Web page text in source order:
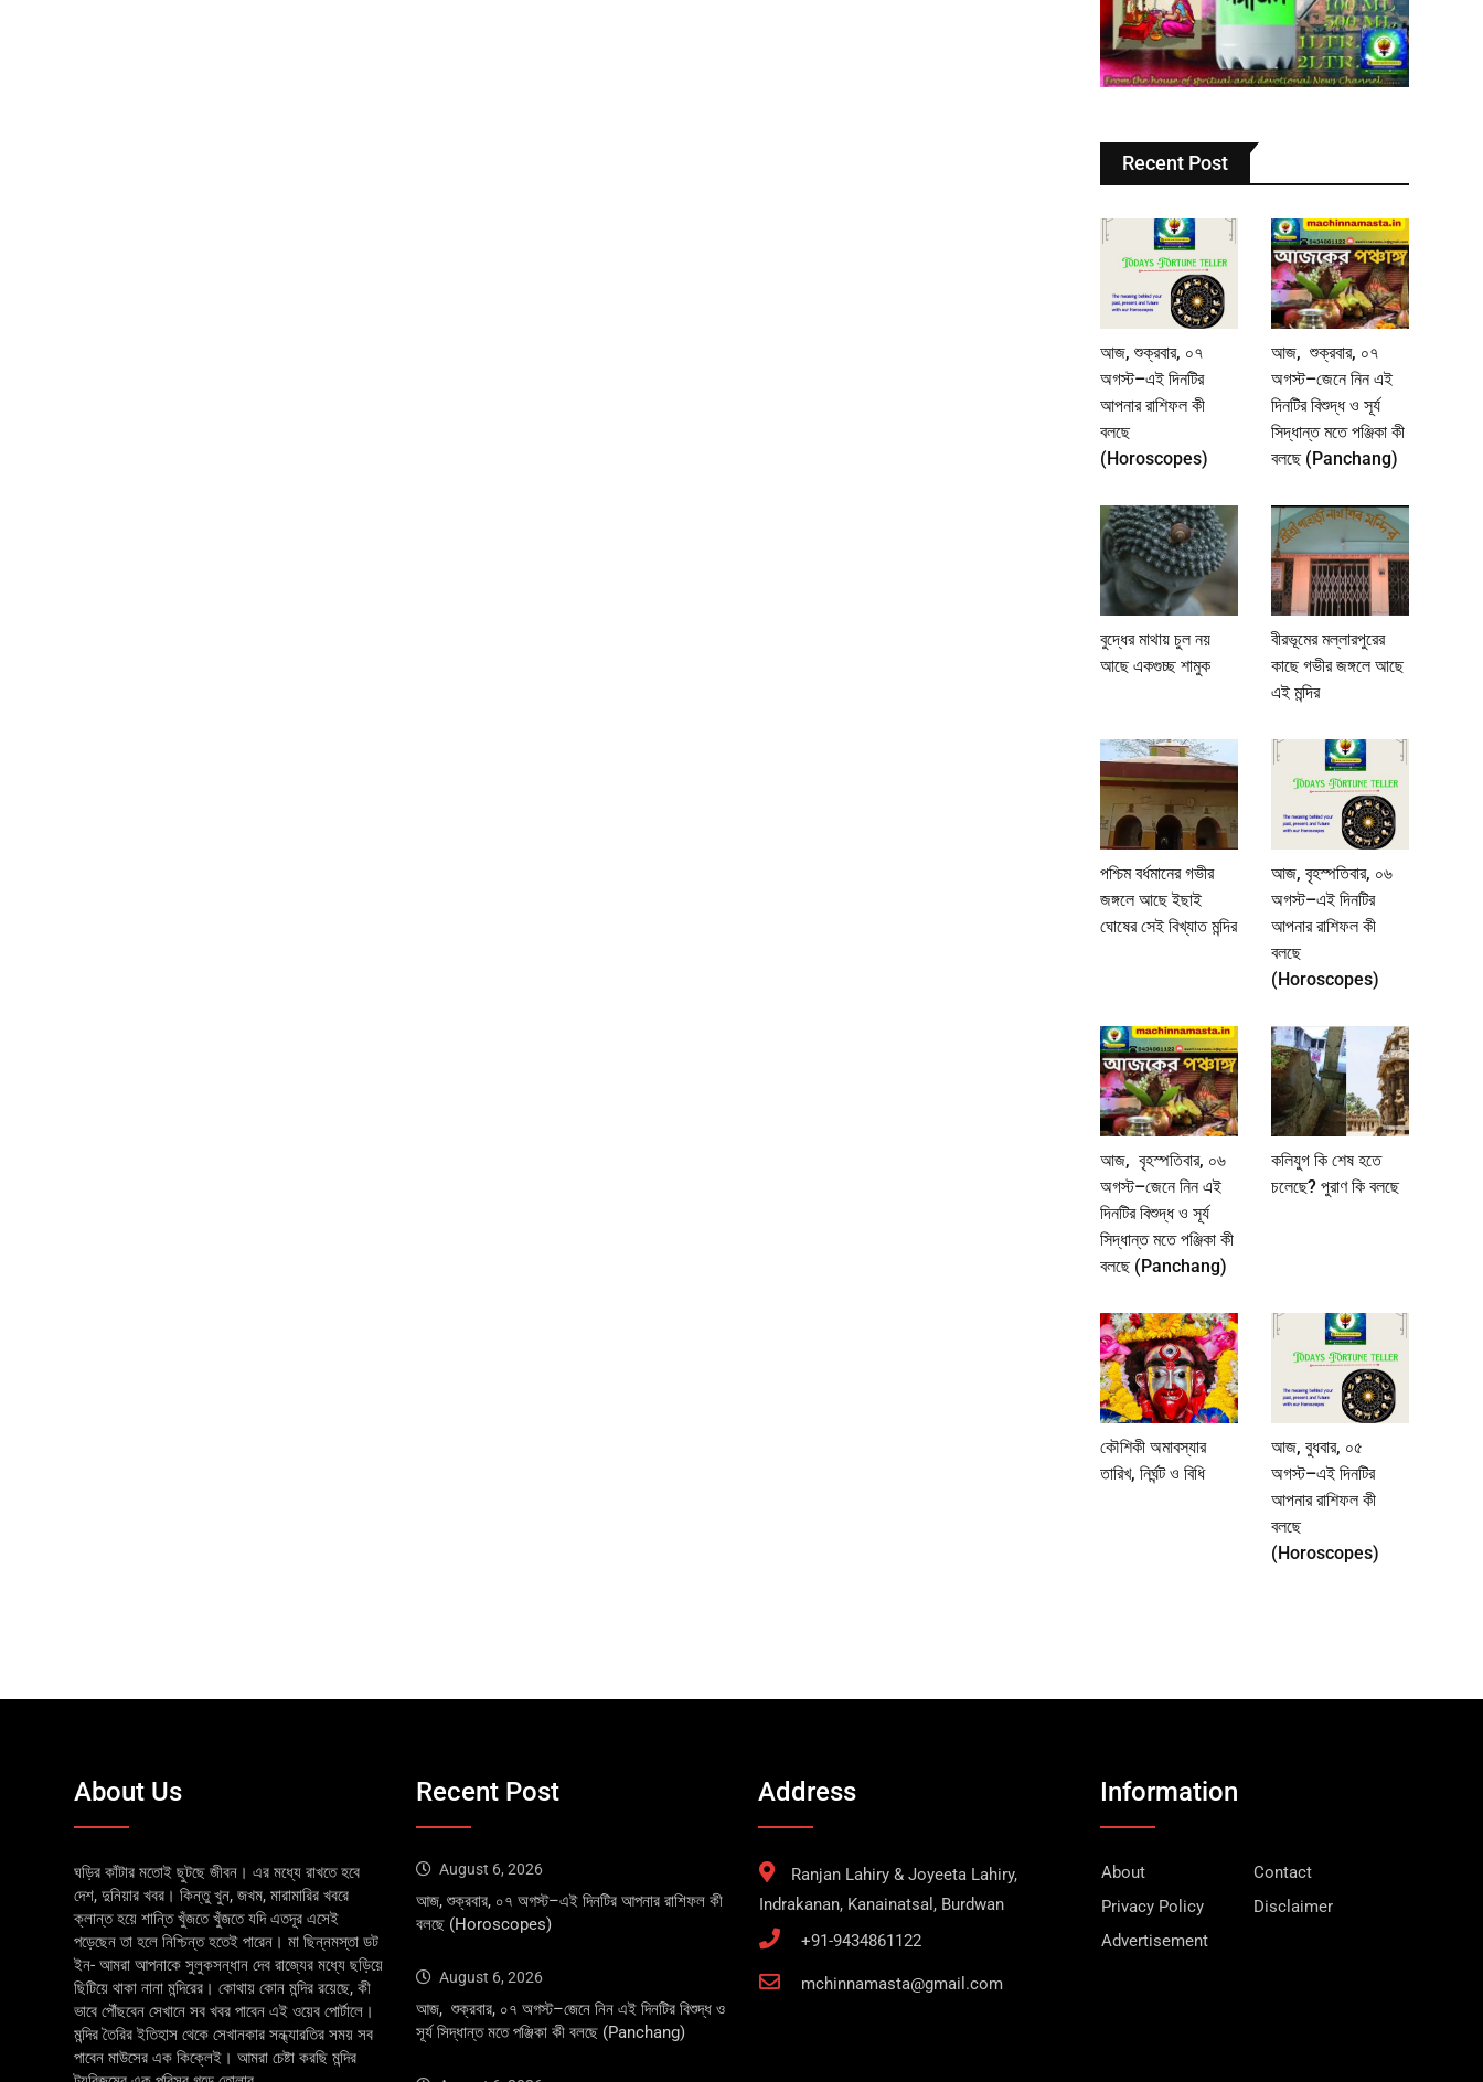
Recent Post
আজ, শুক্রবার, ০৭
অগস্ট–এই দিনটির
আপনার রাশিফল কী
বলছে
(Horoscopes)
আজ, শুক্রবার, ০৭
অগস্ট–জেনে নিন এই
দিনটির বিশুদ্ধ ও সূর্য
সিদ্ধান্ত মতে পঞ্জিকা কী
বলছে (Panchang)
বুদ্ধের মাথায় চুল নয়
আছে একগুচ্ছ শামুক
বীরভূমের মল্লারপুরের
কাছে গভীর জঙ্গলে আছে
এই মন্দির
পশ্চিম বর্ধমানের গভীর
জঙ্গলে আছে ইছাই
ঘোষের সেই বিখ্যাত মন্দির
আজ, বৃহস্পতিবার, ০৬
অগস্ট–এই দিনটির
আপনার রাশিফল কী
বলছে
(Horoscopes)
আজ, বৃহস্পতিবার, ০৬
অগস্ট–জেনে নিন এই
দিনটির বিশুদ্ধ ও সূর্য
সিদ্ধান্ত মতে পঞ্জিকা কী
বলছে (Panchang)
কলিযুগ কি শেষ হতে
চলেছে? পুরাণ কি বলছে
কৌশিকী অমাবস্যার
তারিখ, নির্ঘন্ট ও বিধি
আজ, বুধবার, ০৫
অগস্ট–এই দিনটির
আপনার রাশিফল কী
বলছে
(Horoscopes)
About Us
ঘড়ির কাঁটার মতোই ছুটছে জীবন। এর মধ্যে রাখতে হবে
দেশ, দুনিয়ার খবর। কিন্তু খুন, জখম, মারামারির খবরে
ক্লান্ত হয়ে শান্তি খুঁজতে খুঁজতে যদি এতদূর এসেই
পড়েছেন তা হলে নিশ্চিন্ত হতেই পারেন। মা ছিন্নমস্তা ডট
ইন- আমরা আপনাকে সুলুকসন্ধান দেব রাজ্যের মধ্যে ছড়িয়ে
ছিটিয়ে থাকা নানা মন্দিরের। কোথায় কোন মন্দির রয়েছে, কী
ভাবে পৌঁছবেন সেখানে সব খবর পাবেন এই ওয়েব পোর্টালে।
মন্দির তৈরির ইতিহাস থেকে সেখানকার সন্ধ্যারতির সময় সব
পাবেন মাউসের এক কিক্লেই। আমরা চেষ্টা করছি মন্দির
Recent Post
August 6, 2026
আজ, শুক্রবার, ০৭ অগস্ট–এই দিনটির আপনার রাশিফল কী
বলছে (Horoscopes)
August 6, 2026
আজ, শুক্রবার, ০৭ অগস্ট–জেনে নিন এই দিনটির বিশুদ্ধ ও
সূর্য সিদ্ধান্ত মতে পঞ্জিকা কী বলছে (Panchang)
Address
Ranjan Lahiry & Joyeeta Lahiry,
Indrakanan, Kanainatsal, Burdwan
+91-9434861122
mchinnamasta@gmail.com
Information
About
Contact
Privacy Policy
Disclaimer
Advertisement